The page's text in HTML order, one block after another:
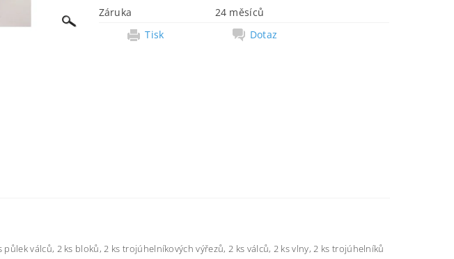
Záruka
24 měsíců
Tisk
Dotaz
válců, 2 ks bloků, 2 ks trojúhelníkových výřezů, 2 ks válců, 2 ks vlny, 2 ks trojúhelníků